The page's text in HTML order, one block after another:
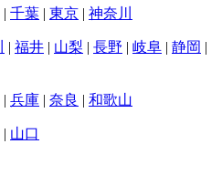
| 千葉 | 東京 | 神奈川
| 福井 | 山梨 | 長野 | 岐阜 | 静岡 |
| 兵庫 | 奈良 | 和歌山
| 山口